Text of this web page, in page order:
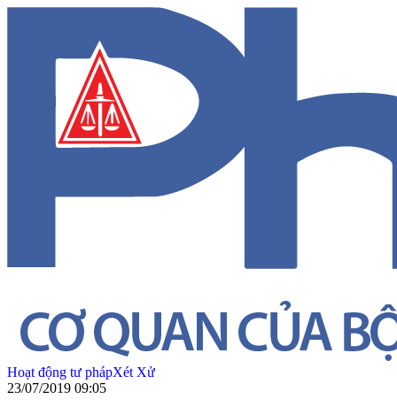
Hoạt động tư phápXét Xử
23/07/2019 09:05